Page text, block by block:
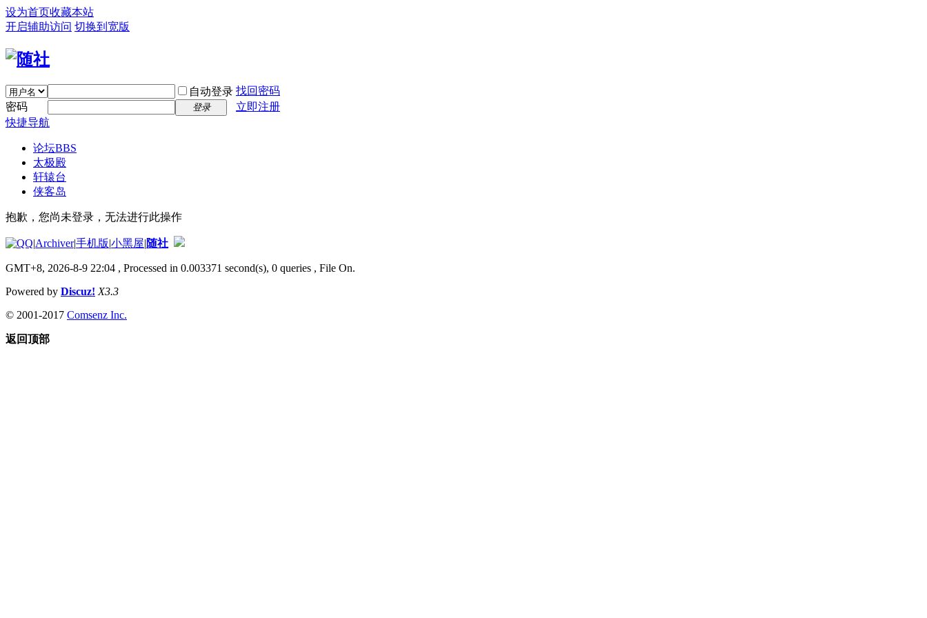
设为首页收藏本站
开启辅助访问 切换到宽版
自动登录 找回密码
密码
登录
立即注册
快捷导航
论坛BBS
太极殿
轩辕台
侠客岛
抱歉，您尚未登录，无法进行此操作
|Archiver|手机版|小黑屋|随社
GMT+8, 2026-8-9 22:04 , Processed in 0.003371 second(s), 0 queries , File On.
Powered by Discuz! X3.3
© 2001-2017 Comsenz Inc.
返回顶部